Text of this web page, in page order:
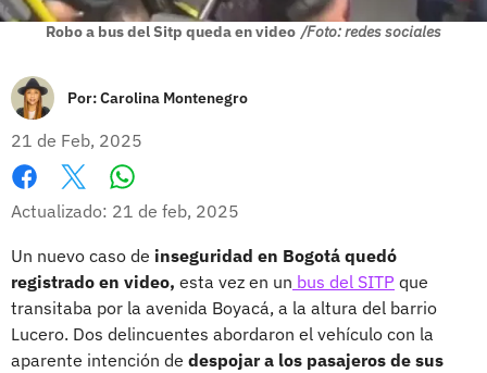
Robo a bus del Sitp queda en video /Foto: redes sociales
Por:Carolina Montenegro
21 de Feb, 2025
Facebook
X
Actualizado: 21 de feb, 2025
Un nuevo caso de inseguridad en Bogotá quedó
registrado en video, esta vez en un bus del SITP que
transitaba por la avenida Boyacá, a la altura del barrio
Lucero. Dos delincuentes abordaron el vehículo con la
aparente intención de despojar a los pasajeros de sus